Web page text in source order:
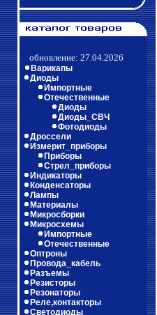
обновление: 27.04.2026
Варикапы
Диоды
Импортные
Отечественные
Диоды
Диоды_СВЧ
Фотодиоды
Дроссели
Измерит_приборы
Приборы
Стрел_приборы
Индикаторы
Конденсаторы
Лампы
Материалы
Микросборки
Микросхемы
Импортные
Отечественные
Оптроны
Провода_кабель
Разъемы
Резисторы
Резонаторы
Реле,контакторы
Светодиоды